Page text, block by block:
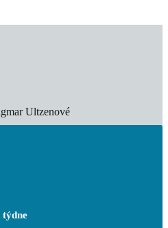
Ultzenové
týdne